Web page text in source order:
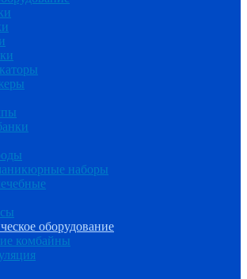
наборы
оборудование
комбайны